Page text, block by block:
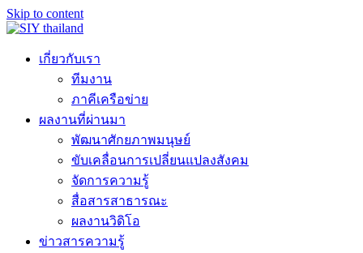
Skip to content
เกี่ยวกับเรา
ทีมงาน
ภาคีเครือข่าย
ผลงานที่ผ่านมา
พัฒนาศักยภาพมนุษย์
ขับเคลื่อนการเปลี่ยนแปลงสังคม
จัดการความรู้
สื่อสารสาธารณะ
ผลงานวิดิโอ
ข่าวสารความรู้